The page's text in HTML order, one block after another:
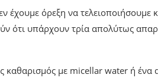
έχουμε όρεξη να
ότι υπάρχουν τρία απολύτως
καθαρισμός με micellar water ή ένα